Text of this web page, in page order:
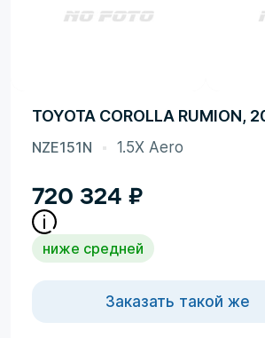
TOYOTA COROLLA RUMION,
NZE151N 1.5X Aero
720 324 ₽
ниже средней
Заказать такой же